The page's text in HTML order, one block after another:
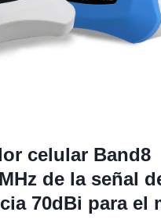
celular Band8
de la señal
70dBi para el